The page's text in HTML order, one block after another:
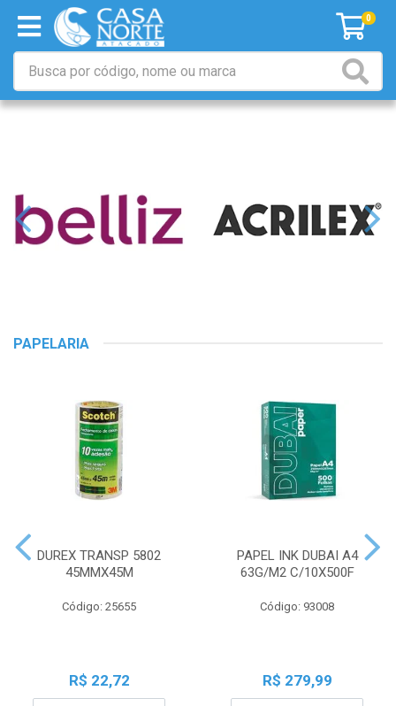
0
PAPELARIA
DUREX TRANSP 5802
45MMX45M
Código: 25655
R$ 22,72
PAPEL INK DUBAI A4
63G/M2 C/10X500F
Código: 93008
R$ 279,99